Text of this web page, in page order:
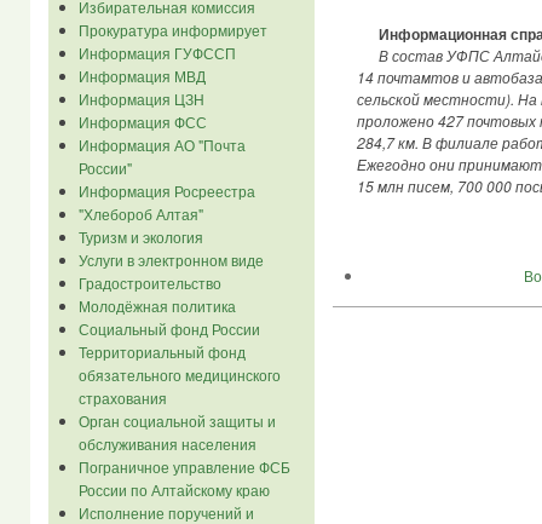
Избирательная комиссия
Прокуратура информирует
Информация ГУФССП
Информация МВД
Информация ЦЗН
Информация ФСС
Информация АО "Почта
России"
Информация Росреестра
"Хлебороб Алтая"
Туризм и экология
Услуги в электронном виде
Градостроительство
Молодёжная политика
Социальный фонд России
Территориальный фонд
обязательного медицинского
страхования
Орган социальной защиты и
обслуживания населения
Пограничное управление ФСБ
России по Алтайскому краю
Исполнение поручений и
Информационная
В состав УФПС
14 почтамтов и
сельской местности).
проложено 427
284,7 км. В филиале
Ежегодно они
15 млн писем, 700 000